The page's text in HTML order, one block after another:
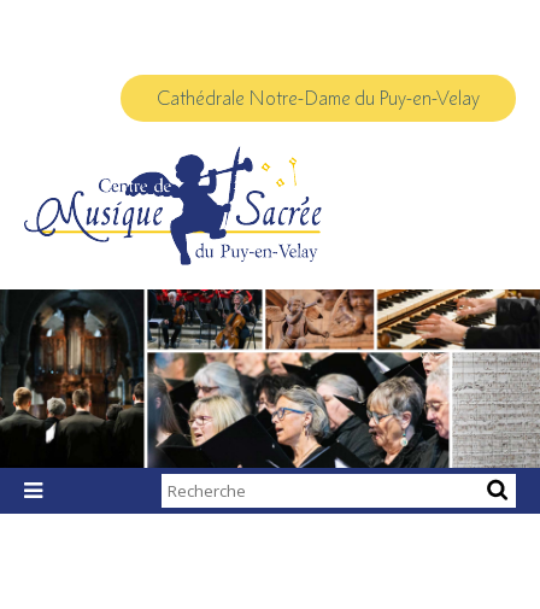
Cathédrale Notre-Dame du Puy-en-Velay

Chercher par
Recherche